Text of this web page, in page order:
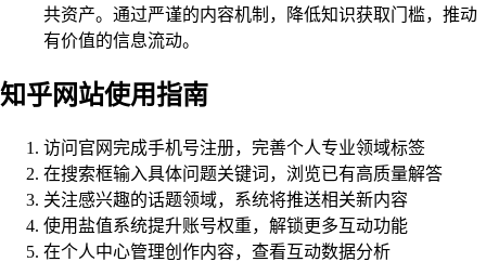
共资产。通过严谨的内容机制，降低知识获取门槛，推动
有价值的信息流动。
知乎网站使用指南
访问官网完成手机号注册，完善个人专业领域标签
在搜索框输入具体问题关键词，浏览已有高质量解答
关注感兴趣的话题领域，系统将推送相关新内容
使用盐值系统提升账号权重，解锁更多互动功能
在个人中心管理创作内容，查看互动数据分析